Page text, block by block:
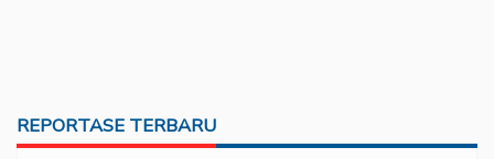
REPORTASE TERBARU